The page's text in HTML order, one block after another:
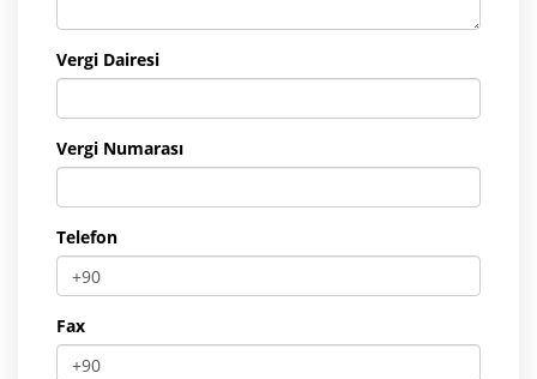
Vergi Dairesi
Vergi Numarası
Telefon
Fax